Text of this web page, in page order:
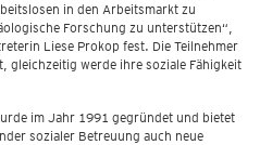
in den Arbeitsmarkt zu
Forschung zu unterstützen“,
Liese Prokop fest. Die Teilnehmer
gleichzeitig werde ihre soziale Fähigkeit
im Jahr 1991 gegründet und bietet
sozialer Betreuung auch neue